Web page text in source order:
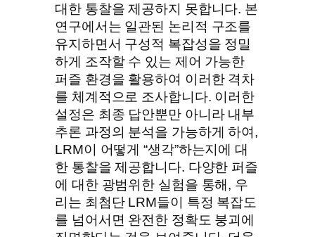
대한 통찰을 제공하지 못합니다. 본
연구에서는 일관된 논리적 구조를
유지하면서 구성적 복잡성을 정밀
하게 조작할 수 있는 제어 가능한
퍼즐 환경을 활용하여 이러한 격차
를 체계적으로 조사합니다. 이러한
설정은 최종 답안뿐만 아니라 내부
추론 과정의 분석을 가능하게 하여,
LRM이 어떻게 “생각”하는지에 대
한 통찰을 제공합니다. 다양한 퍼즐
에 대한 광범위한 실험을 통해, 우
리는 최첨단 LRM들이 특정 복잡도
를 넘어서면 완전한 정확도 붕괴에